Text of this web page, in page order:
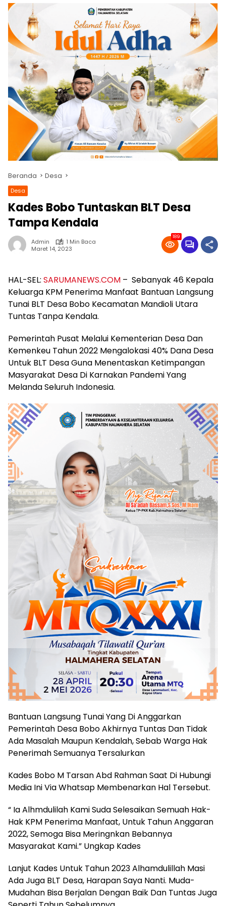
Beranda Desa
Desa
Kades Bobo Tuntaskan BLT Desa
Tampa Kendala
Admin
1 Min Baca
Maret 14, 2023
189
HAL-SEL: SARUMANEWS.COM – Sebanyak 46 Kepala
Keluarga KPM Penerima Manfaat Bantuan Langsung
Tunai BLT Desa Bobo Kecamatan Mandioli Utara
Tuntas Tanpa Kendala.
Pemerintah Pusat Melalui Kementerian Desa Dan
Kemenkeu Tahun 2022 Mengalokasi 40% Dana Desa
Untuk BLT Desa Guna Menentaskan Ketimpangan
Masyarakat Desa Di Karnakan Pandemi Yang
Melanda Seluruh Indonesia.
Bantuan Langsung Tunai Yang Di Anggarkan
Pemerintah Desa Bobo Akhirnya Tuntas Dan Tidak
Ada Masalah Maupun Kendalah, Sebab Warga Hak
Penerimah Semuanya Tersalurkan
Kades Bobo M Tarsan Abd Rahman Saat Di Hubungi
Media Ini Via Whatsap Membenarkan Hal Tersebut.
“ Ia Alhmdulilah Kami Suda Selesaikan Semuah Hak-
Hak KPM Penerima Manfaat, Untuk Tahun Anggaran
2022, Semoga Bisa Meringnkan Bebannya
Masyarakat Kami.” Ungkap Kades
Lanjut Kades Untuk Tahun 2023 Alhamdulillah Masi
Ada Juga BLT Desa, Harapan Saya Nanti. Muda-
Mudahan Bisa Berjalan Dengan Baik Dan Tuntas Juga